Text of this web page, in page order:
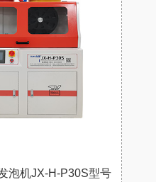
泡机JX-H-P30S型号